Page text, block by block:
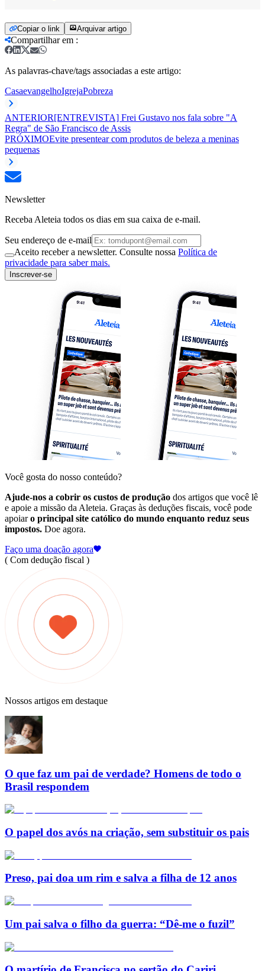
Copiar o link Arquivar artigo
Compartilhar em :
As palavras-chave/tags associadas a este artigo:
CasaevangelhoIgrejaPobreza
ANTERIOR[ENTREVISTA] Frei Gustavo nos fala sobre "A
Regra" de São Francisco de Assis
PRÓXIMOEvite presentear com produtos de beleza a meninas
pequenas
Newsletter
Receba Aleteia todos os dias em sua caixa de e-mail.
Seu endereço de e-mail
Aceito receber a newsletter. Consulte nossa Política de
privacidade para saber mais.
Inscrever-se
Você gosta do nosso conteúdo?
Ajude-nos a cobrir os custos de produção dos artigos que você lê
e apoie a missão da Aleteia. Graças às deduções fiscais, você pode
apoiaro principal site católico do mundo enquanto reduz seus
impostos. Doe agora.
Faço uma doação agora
( Com dedução fiscal )
Nossos artigos em destaque
O que faz um pai de verdade? Homens de todo o
Brasil respondem
O papel dos avós na criação, sem substituir os pais
Preso, pai doa um rim e salva a filha de 12 anos
Um pai salva o filho da guerra: “Dê-me o fuzil”